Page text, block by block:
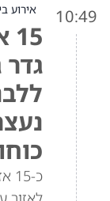
10:49 אירוע
גדר